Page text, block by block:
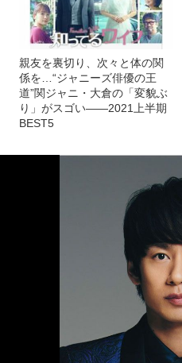
親友を裏切り、次々と体の関
係を…“ジャニーズ俳優の王
道”関ジャニ・大倉の「変貌ぶ
り」がスゴい――2021上半期
BEST5